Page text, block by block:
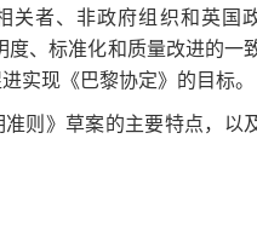
关者、非政府组织和英
度、标准化和质量改进的
实现《巴黎协定》的目标。
则》草案的主要特点，